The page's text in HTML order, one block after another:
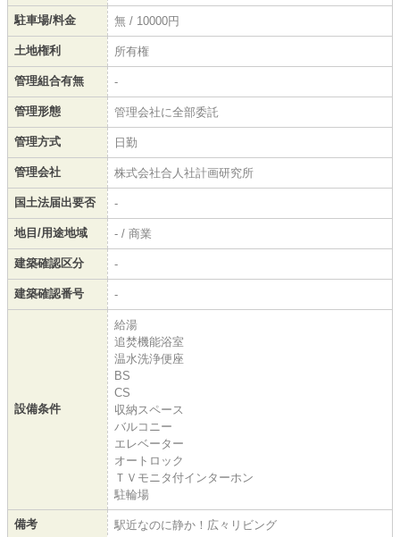
駐車場/料金 無 / 10000円
土地権利 所有権
管理組合有無 -
管理形態 管理会社に全部委託
管理方式 日勤
管理会社 株式会社合人社計画研究所
国土法届出要否 -
地目/用途地域 - / 商業
建築確認区分 -
建築確認番号 -
設備条件
給湯
追焚機能浴室
温水洗浄便座
BS
CS
収納スペース
バルコニー
エレベーター
オートロック
ＴＶモニタ付インターホン
駐輪場
備考 駅近なのに静か！広々リビング